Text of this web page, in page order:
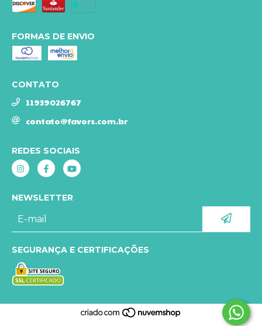
FORMAS DE ENVIO
CONTATO
11939026767
contato@favors.com.br
REDES SOCIAIS
NEWSLETTER
SEGURANÇA E CERTIFICAÇÕES